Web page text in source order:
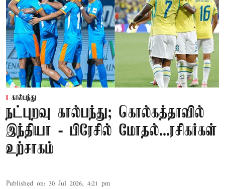
கால்பந்து
நட்புறவு கால்பந்து; கொல்கத்தாவில்
இந்தியா - பிரேசில் மோதல்...ரசிகர்கள்
உற்சாகம்
Published on: 30 Jul 2026, 4:21 pm